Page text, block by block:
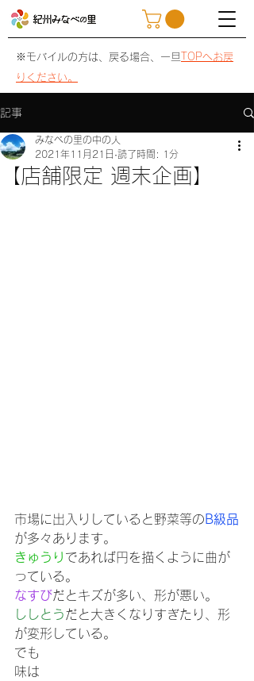
※モバイルの方は、戻る場合、一旦
TOPへお戻
りください。
記事
【店舗限定 週末企画】
みなべの里の中の人
2021年11月21日 読了時間: 1分
市場に出入りしていると野菜等のB級品
が多々あります。
きゅうり であれば円を描くように曲が
っている。
なすびだとキズが多い、形が悪い。
ししとうだと大きくなりすぎたり、形
が変形している。
でも
味は